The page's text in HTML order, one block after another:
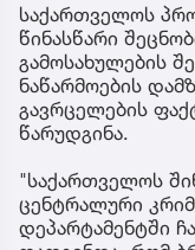
საქართველოს
წინასწარი
გამოსახულების
ნაწარმოების
გავრცელების
წარუდგინა.
"საქართველოს
ცენტრალური
დეპარტამენტში